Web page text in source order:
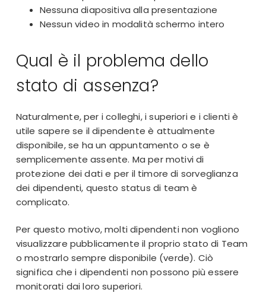
Nessuna diapositiva alla presentazione
Nessun video in modalità schermo intero
Qual è il problema dello
stato di assenza?
Naturalmente, per i colleghi, i superiori e i clienti è
utile sapere se il dipendente è attualmente
disponibile, se ha un appuntamento o se è
semplicemente assente. Ma per motivi di
protezione dei dati e per il timore di sorveglianza
dei dipendenti, questo status di team è
complicato.
Per questo motivo, molti dipendenti non vogliono
visualizzare pubblicamente il proprio stato di Team
o mostrarlo sempre disponibile (verde). Ciò
significa che i dipendenti non possono più essere
monitorati dai loro superiori.